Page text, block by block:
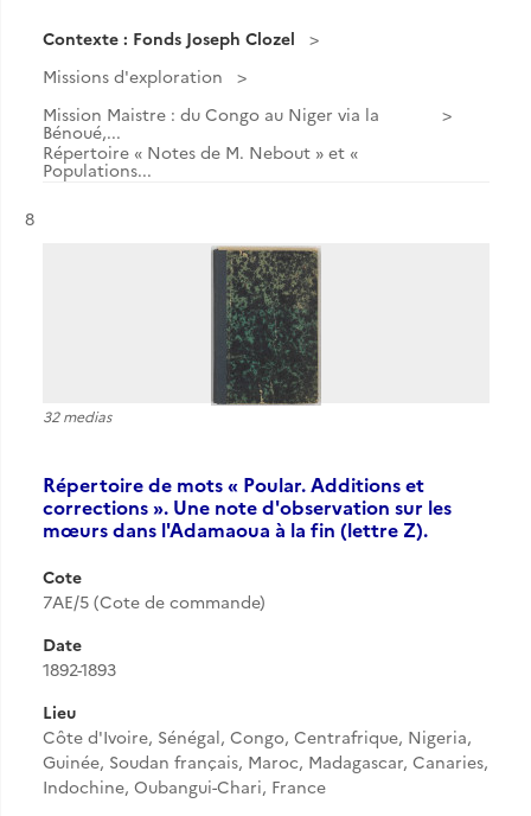
Contexte : Fonds Joseph Clozel
Missions d'exploration
Mission Maistre : du Congo au Niger via la
Bénoué,...
Répertoire « Notes de M. Nebout » et «
Populations...
Résultat n°
8
32 medias
Répertoire de mots « Poular. Additions et
corrections ». Une note d'observation sur les
mœurs dans l'Adamaoua à la fin (lettre Z).
Cote
7AE/5 (Cote de commande)
Date
1892-1893
Lieu
Côte d'Ivoire, Sénégal, Congo, Centrafrique, Nigeria,
Guinée, Soudan français, Maroc, Madagascar, Canaries,
Indochine, Oubangui-Chari, France